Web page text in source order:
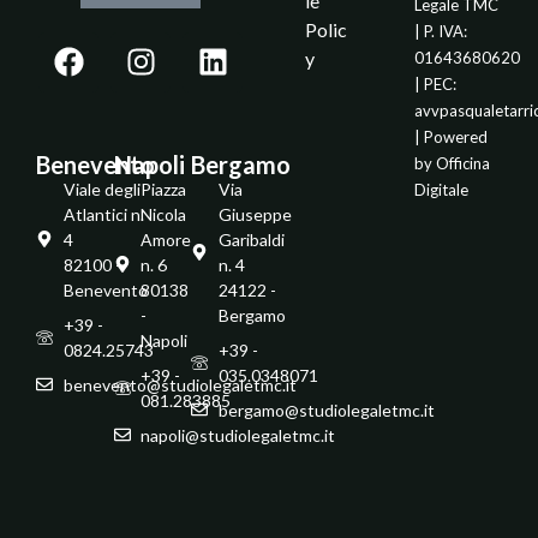
Benevento
Viale degli
Atlantici n.
4
82100 -
Benevento
+39 -
0824.25743
benevento@studiolegaletmc.it
Napoli
Piazza
Nicola
Amore
n. 6
80138
-
Napoli
+39 -
081.283885
napoli@studiolegaletmc.it
Bergamo
Via
Giuseppe
Garibaldi
n. 4
24122 -
Bergamo
+39 -
035.0348071
bergamo@studiolegaletmc.it
Polic
y
Legale TMC
| P. IVA:
01643680620
| PEC:
| Powered
byOfficina
Digitale